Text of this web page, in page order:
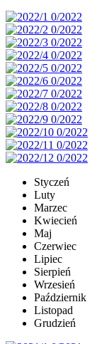
Styczeń
Luty
Marzec
Kwiecień
Maj
Czerwiec
Lipiec
Sierpień
Wrzesień
Październik
Listopad
Grudzień